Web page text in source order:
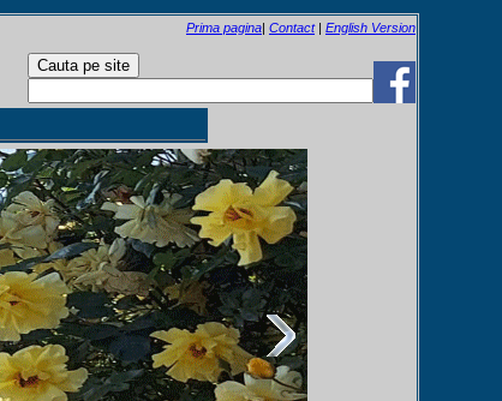
Prima pagina| Contact| English Version